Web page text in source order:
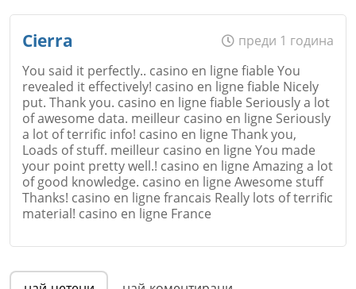
Cierra
преди 1 година
You said it perfectly.. casino en ligne fiable You
revealed it effectively! casino en ligne fiable Nicely
put. Thank you. casino en ligne fiable Seriously a lot
of awesome data. meilleur casino en ligne Seriously
a lot of terrific info! casino en ligne Thank you,
Loads of stuff. meilleur casino en ligne You made
your point pretty well.! casino en ligne Amazing a lot
of good knowledge. casino en ligne Awesome stuff
Thanks! casino en ligne francais Really lots of terrific
material! casino en ligne France
Име*